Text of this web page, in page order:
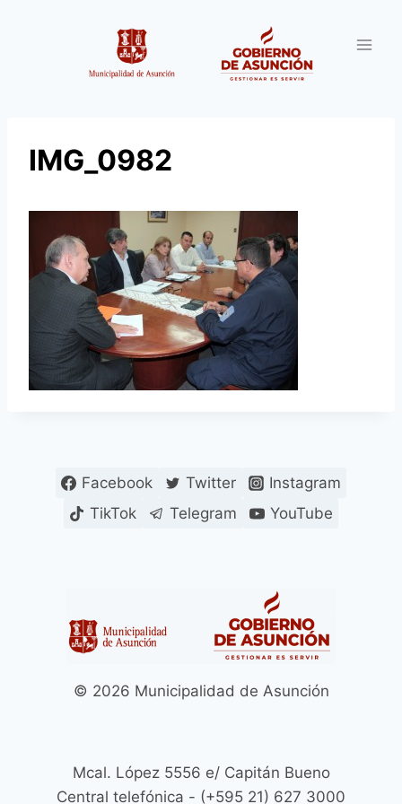
IMG_0982
Facebook Twitter
Instagram
TikTok
Telegram YouTube
© 2026 Municipalidad de Asunción
Mcal. López 5556 e/ Capitán Bueno
Central telefónica - (+595 21) 627 3000